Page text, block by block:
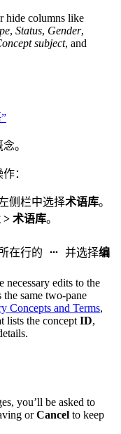
hide columns like
, Status, Gender,
subject, and
。
：
侧栏中选择术语库。
> 术语库。
在行的
并选择编
necessary edits to the
same two-pane
Concepts and Terms,
lists the concept ID,
you’ll be asked to
orCancel to keep